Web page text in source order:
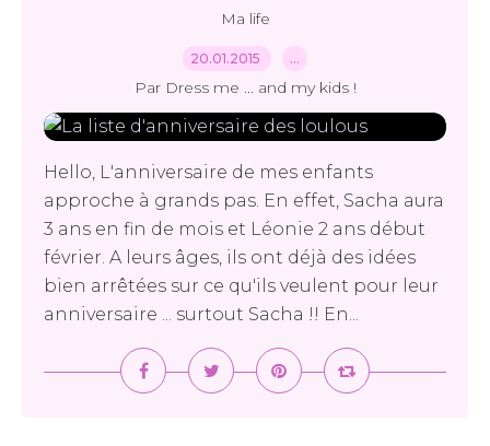
Ma life
20.01.2015 …
Par Dress me ... and my kids !
Hello, L'anniversaire de mes enfants
approche à grands pas. En effet, Sacha aura
3 ans en fin de mois et Léonie 2 ans début
février. A leurs âges, ils ont déjà des idées
bien arrêtées sur ce qu'ils veulent pour leur
anniversaire ... surtout Sacha !! En...